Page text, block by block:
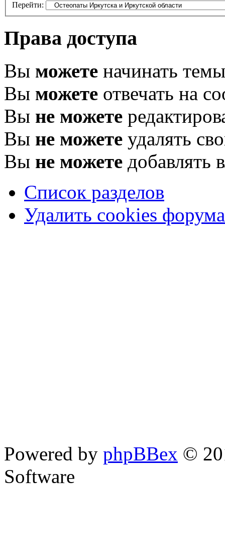
Перейти:
Права доступа
Вы можете начинать темы
Вы можете отвечать на
Вы не можете
Вы не можете удалять
Вы не можете добавлять
Список разделов
Удалить cookies форума
Powered by phpBBex ©
Software